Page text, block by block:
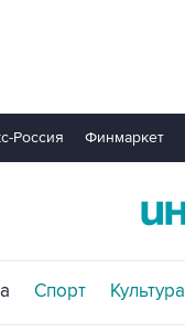
Россия Финмаркет
Спорт Культура